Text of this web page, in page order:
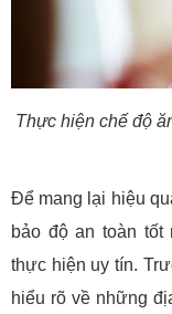
Thực hiện chế độ
Để mang lại hiệu
bảo độ an toàn
thực hiện uy tín.
hiểu rõ về những